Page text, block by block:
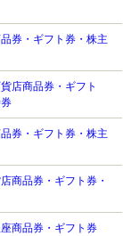
券・ギフト券・株主
店商品券・ギフト
券・ギフト券・株主
商品券・ギフト券・
商品券・ギフト券